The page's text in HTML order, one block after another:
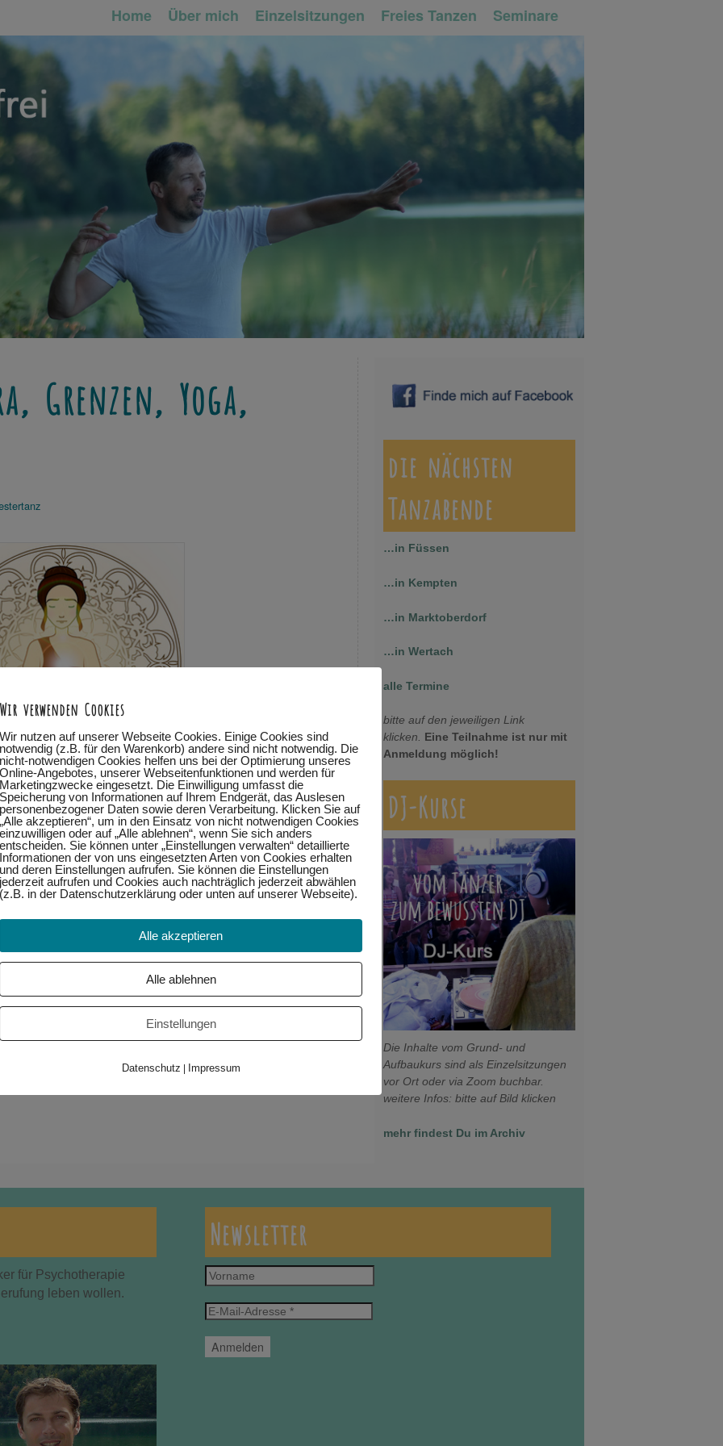
Home Über mich Einzelsitzungen Freies Tanzen Seminare
Grenzen, Yoga,
Weiter →
die nächsten
Tanzabende
…in Füssen
…in Kempten
…in Marktoberdorf
…in Wertach
alle Termine
bitte auf den jeweiligen Link
klicken. Eine Teilnahme ist nur mit
Anmeldung möglich!
DJ-Kurse
Die Inhalte vom Grund- und
Aufbaukurs sind als Einzelsitzungen
vor Ort oder via Zoom buchbar.
weitere Infos: bitte auf Bild klicken
mehr findest Du im Archiv
für Psychotherapie
leben wollen.
Newsletter
Vorname
E-
Adresse
*
Wir verwenden Cookies
Wir nutzen auf unserer Webseite Cookies. Einige Cookies sind
notwendig (z.B. für den Warenkorb) andere sind nicht notwendig. Die
nicht-notwendigen Cookies helfen uns bei der Optimierung unseres
Online-Angebotes, unserer Webseitenfunktionen und werden für
Marketingzwecke eingesetzt. Die Einwilligung umfasst die
Speicherung von Informationen auf Ihrem Endgerät, das Auslesen
personenbezogener Daten sowie deren Verarbeitung. Klicken Sie auf
„Alle akzeptieren“, um in den Einsatz von nicht notwendigen Cookies
einzuwilligen oder auf „Alle ablehnen“, wenn Sie sich anders
entscheiden. Sie können unter „Einstellungen verwalten“ detaillierte
Informationen der von uns eingesetzten Arten von Cookies erhalten
und deren Einstellungen aufrufen. Sie können die Einstellungen
jederzeit aufrufen und Cookies auch nachträglich jederzeit abwählen
(z.B. in der Datenschutzerklärung oder unten auf unserer Webseite).
Alle akzeptieren
Alle ablehnen
Einstellungen
Datenschutz Impressum